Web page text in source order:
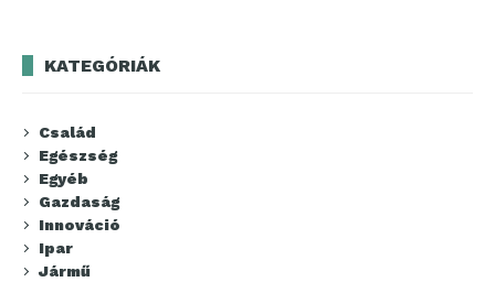
KATEGÓRIÁK
Család
Egészség
Egyéb
Gazdaság
Innováció
Ipar
Jármű